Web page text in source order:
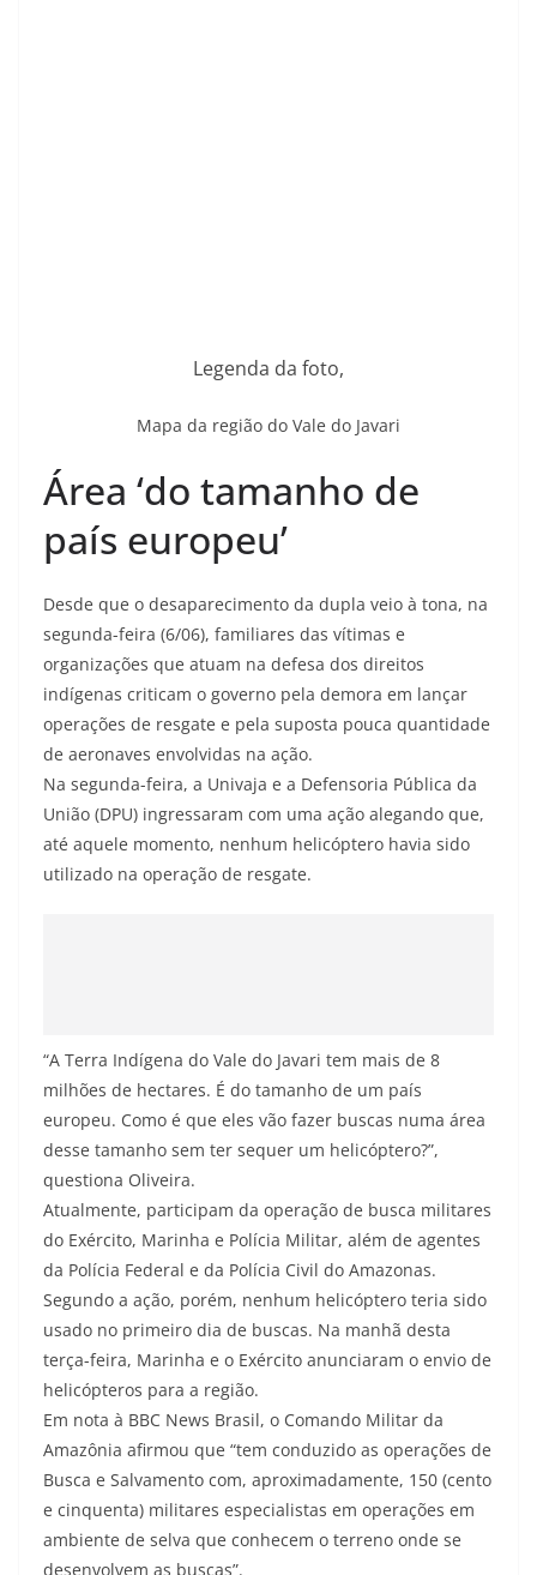
Legenda da foto,
Mapa da região do Vale do Javari
Área ‘do tamanho de
país europeu’
Desde que o desaparecimento da dupla veio à tona, na
segunda-feira (6/06), familiares das vítimas e
organizações que atuam na defesa dos direitos
indígenas criticam o governo pela demora em lançar
operações de resgate e pela suposta pouca quantidade
de aeronaves envolvidas na ação.
Na segunda-feira, a Univaja e a Defensoria Pública da
União (DPU) ingressaram com uma ação alegando que,
até aquele momento, nenhum helicóptero havia sido
utilizado na operação de resgate.
“A Terra Indígena do Vale do Javari tem mais de 8
milhões de hectares. É do tamanho de um país
europeu. Como é que eles vão fazer buscas numa área
desse tamanho sem ter sequer um helicóptero?”,
questiona Oliveira.
Atualmente, participam da operação de busca militares
do Exército, Marinha e Polícia Militar, além de agentes
da Polícia Federal e da Polícia Civil do Amazonas.
Segundo a ação, porém, nenhum helicóptero teria sido
usado no primeiro dia de buscas. Na manhã desta
terça-feira, Marinha e o Exército anunciaram o envio de
helicópteros para a região.
Em nota à BBC News Brasil, o Comando Militar da
Amazônia afirmou que “tem conduzido as operações de
Busca e Salvamento com, aproximadamente, 150 (cento
e cinquenta) militares especialistas em operações em
ambiente de selva que conhecem o terreno onde se
desenvolvem as buscas”.